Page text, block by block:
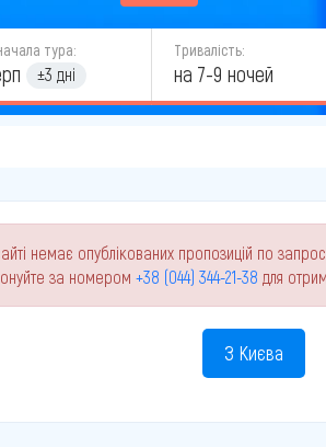
тура:
±3 дні
Тривалість:
на 7-9 ночей
немає опублікованих пропозицій по
за номером +38 (044) 344-21-38 для
З Києва